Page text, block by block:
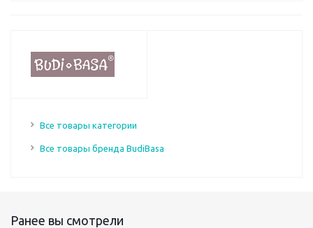
Все товары категории
Все товары бренда BudiBasa
Ранее вы смотрели